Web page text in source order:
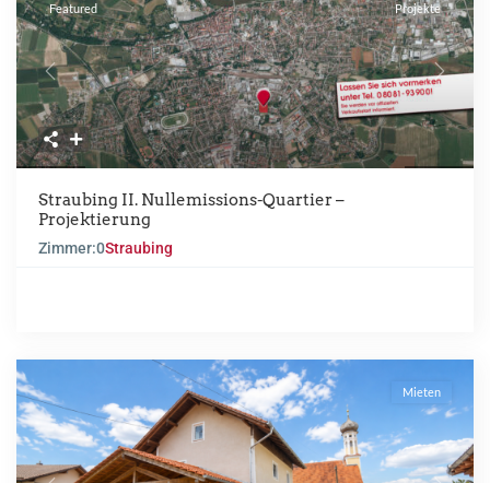
Previous Next
Featured Projekte
Straubing II. Nullemissions-Quartier –
Projektierung
Zimmer:0Straubing
Mieten